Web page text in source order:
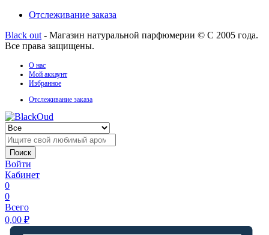
Отслеживание заказа
Black out - Магазин натуральной парфюмерии © С 2005 года.
Все права защищены.
О нас
Мой аккаунт
Избранное
Отслеживание заказа
Поиск
Войти
Кабинет
0
0
Всего
0,00 ₽